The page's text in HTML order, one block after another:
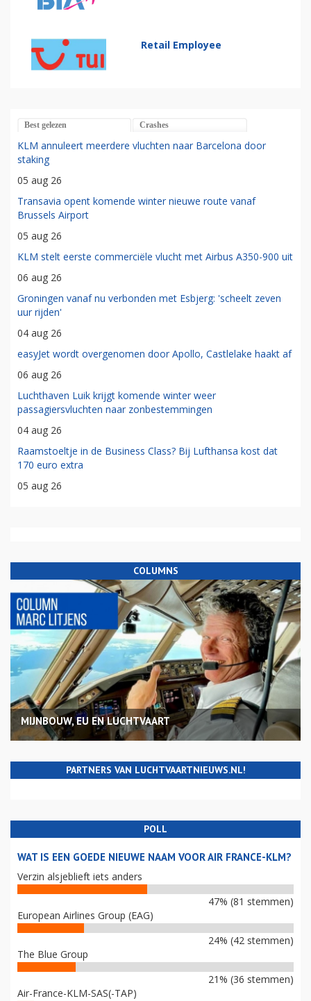
Retail Employee
Best gelezen Crashes
KLM annuleert meerdere vluchten naar Barcelona door
staking
05 aug 26
Transavia opent komende winter nieuwe route vanaf
Brussels Airport
05 aug 26
KLM stelt eerste commerciële vlucht met Airbus A350-900 uit
06 aug 26
Groningen vanaf nu verbonden met Esbjerg: 'scheelt zeven
uur rijden'
04 aug 26
easyJet wordt overgenomen door Apollo, Castlelake haakt af
06 aug 26
Luchthaven Luik krijgt komende winter weer
passagiersvluchten naar zonbestemmingen
04 aug 26
Raamstoeltje in de Business Class? Bij Lufthansa kost dat
170 euro extra
05 aug 26
COLUMNS
MIJNBOUW, EU EN LUCHTVAART
PARTNERS VAN LUCHTVAARTNIEUWS.NL!
POLL
WAT IS EEN GOEDE NIEUWE NAAM VOOR AIR FRANCE-KLM?
Verzin alsjeblieft iets anders
47% (81 stemmen)
European Airlines Group (EAG)
24% (42 stemmen)
The Blue Group
21% (36 stemmen)
Air-France-KLM-SAS(-TAP)